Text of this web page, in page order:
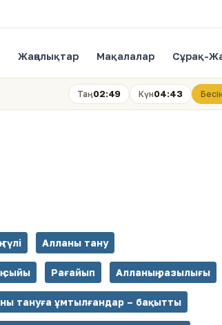
Жаңалықтар Мақалалар Сұрақ-
Таң02:49 Күн04:43 Бесін
Алланы тану
сыйы Рағайып Алланың разылығы
тануға ұмтылғандар – бақытты